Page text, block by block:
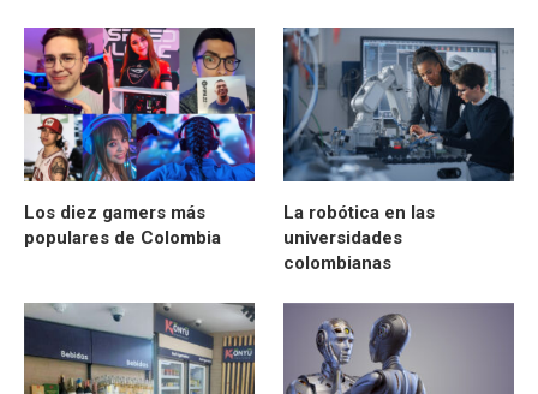
Los diez gamers más
populares de Colombia
La robótica en las
universidades
colombianas